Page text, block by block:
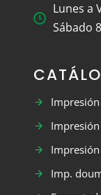
Lunes a
Sábado
Impresión
Imp.